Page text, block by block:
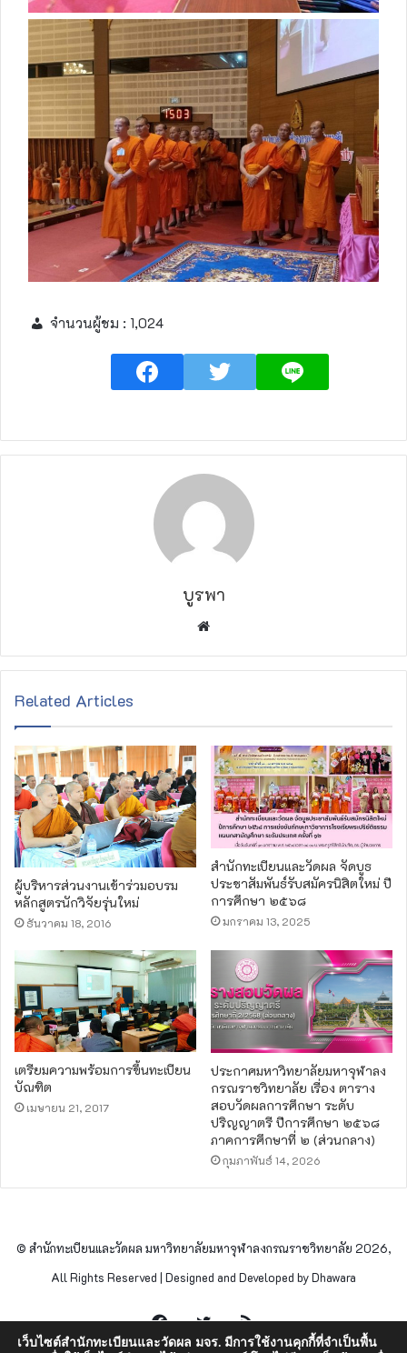
จำนวนผู้ชม : 1,024
บูรพา
b
e
Related Articles
ผู้บริหารส่วนงานเข้าร่วมอบรม
หลักสูตรนักวิจัยรุ่นใหม่
ธันวาคม 18, 2016
สำนักทะเบียนและวัดผล จัดบูธ
ประชาสัมพันธ์รับสมัครนิสิตใหม่ ปี
การศึกษา ๒๕๖๘
มกราคม 13, 2025
เตรียมความพร้อมการขึ้นทะเบียน
บัณฑิต
เมษายน 21, 2017
ประกาศมหาวิทยาลัยมหาจุฬาลง
กรณราชวิทยาลัย เรื่อง ตาราง
สอบวัดผลการศึกษา ระดับ
ปริญญาตรี ปีการศึกษา ๒๕๖๘
ภาคการศึกษาที่ ๒ (ส่วนกลาง)
กุมภาพันธ์ 14, 2026
© สำนักทะเบียนและวัดผล มหาวิทยาลัยมหาจุฬาลงกรณราชวิทยาลัย 2026,
All Rights Reserved | Designed and Developed by Dhawara
FacebookTwitterRSS
เว็บไซต์สำนักทะเบียนและวัดผล มจร. มีการใช้งานคุกกี้ที่จำเป็นพื้น